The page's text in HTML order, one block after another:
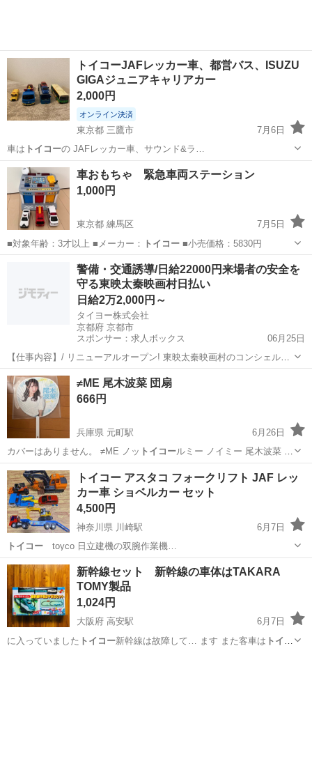
トイコーJAFレッカー車、都営バス、ISUZU
GIGAジュニアキャリアカー
2,000円
オンライン決済
東京都 三鷹市
7月6日
車は トイコーの JAFレッカー車、サウンド&ラ…
東京 三鷹市 ミニカー トイコー
車おもちゃ 緊急車両ステーション
1,000円
東京都 練馬区
7月5日
■対象年齢：3才以上 ■メーカー：
トイコー■小売価格：5830円
練馬区 ミニカー 緊急車両
警備・交通誘導/日給22000円来場者の安全を
守る東映太秦映画村日払い
日給2万2,000円～
タイヨー株式会社
京都府 京都市
スポンサー：求人ボックス
06月25日
【仕事内容】/ リニューアルオープン! 東映太秦映画村のコンシェルジ
ュ! お仕事内容 リニューアルオープンする東映太秦映画村での 警備ス
タッフをお願いします! 目指せ!「おもてなし」のできる警備員! 具体的
には…? ・出入管理業務...
アルバイト・パート
≠ME 尾木波菜 団扇
666円
兵庫県 元町駅
6月26日
カバーはありません。 ≠ME ノッ トイコールミー ノイミー 尾木波菜 落
合希来…
兵庫 神戸市 元町駅 コンサート
トイコー アスタコ フォークリフト JAF レッ
カー車 ショベルカー セット
4,500円
神奈川県 川崎駅
6月7日
トイコーtoyco 日立建機の双腕作業機…
神奈川 横浜市 川崎駅 ミニカー レッカー車
新幹線セット 新幹線の車体はTAKARA
TOMY製品
1,024円
大阪府 高安駅
6月7日
に入っていました トイコー新幹線は故障して… ます また客車は トイコ